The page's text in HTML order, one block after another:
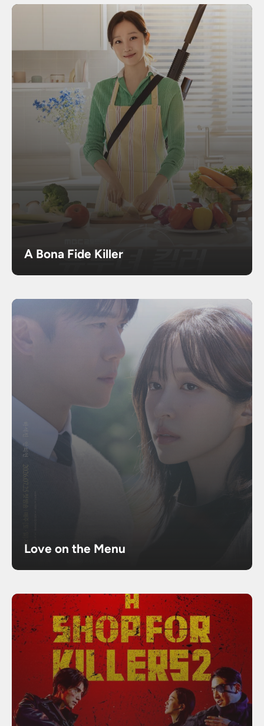
A Bona Fide Killer
Love on the Menu